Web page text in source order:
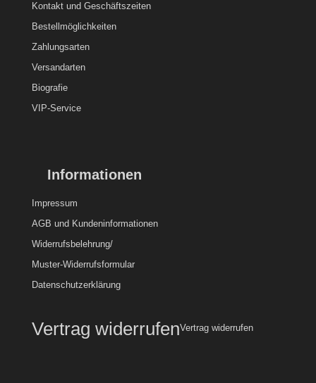
Kontakt und Geschäftszeiten
Bestellmöglichkeiten
Zahlungsarten
Versandarten
Biografie
VIP-Service
Informationen
Impressum
AGB und Kundeninformationen
Widerrufsbelehrung/
Muster-Widerrufsformular
Datenschutzerklärung
Vertrag widerrufenVertrag widerrufen